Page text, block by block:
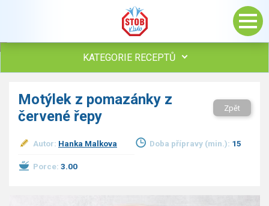
KATEGORIE RECEPTŮ
Polévky
Studená kuchyně
Omáčky
Bezmasé a zeleninové
Motýlek z pomazánky z
červené řepy
Zpět
Autor: Hanka Malkova Doba přípravy (min.): 15
Porce: 3.00